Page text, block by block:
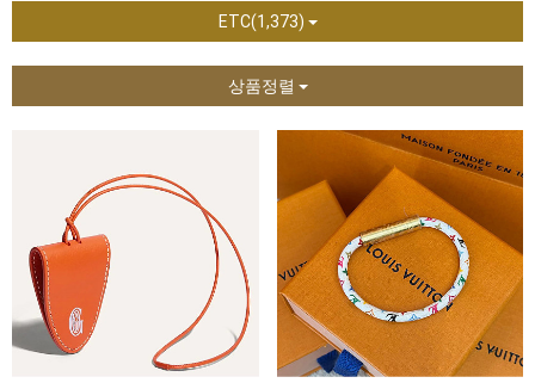
ETC(1,373)
상품정렬